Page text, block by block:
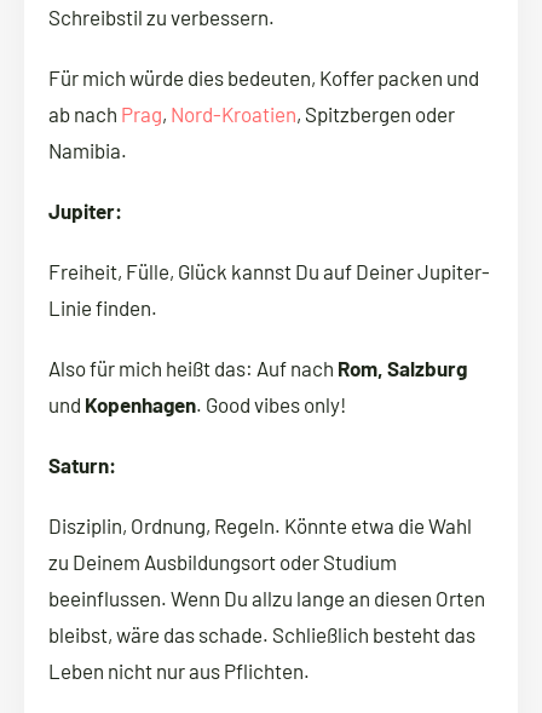
Schreibstil zu verbessern.
Für mich würde dies bedeuten, Koffer packen und
ab nach Prag, Nord-Kroatien, Spitzbergen oder
Namibia.
Jupiter:
Freiheit, Fülle, Glück kannst Du auf Deiner Jupiter-
Linie finden.
Also für mich heißt das: Auf nach Rom, Salzburg
und Kopenhagen. Good vibes only!
Saturn:
Disziplin, Ordnung, Regeln. Könnte etwa die Wahl
zu Deinem Ausbildungsort oder Studium
beeinflussen. Wenn Du allzu lange an diesen Orten
bleibst, wäre das schade. Schließlich besteht das
Leben nicht nur aus Pflichten.